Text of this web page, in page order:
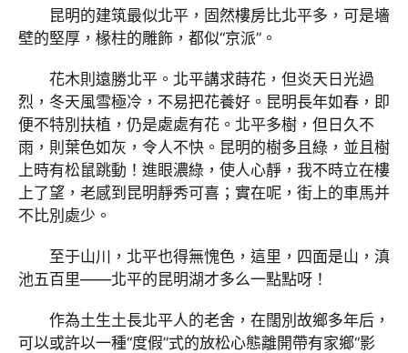
昆明的建筑最似北平，固然樓房比北平多，可是墻
壁的堅厚，椽柱的雕飾，都似“京派”。
花木則遠勝北平。北平講求蒔花，但炎天日光過
烈，冬天風雪極冷，不易把花養好。昆明長年如春，即
便不特別扶植，仍是處處有花。北平多樹，但日久不
雨，則葉色如灰，令人不快。昆明的樹多且綠，並且樹
上時有松鼠跳動！進眼濃綠，使人心靜，我不時立在樓
上了望，老感到昆明靜秀可喜；實在呢，街上的車馬并
不比別處少。
至于山川，北平也得無愧色，這里，四面是山，滇
池五百里——北平的昆明湖才多么一點點呀！
作為土生土長北平人的老舍，在闊別故鄉多年后，
可以或許以一種“度假”式的放松心態離開帶有家鄉“影